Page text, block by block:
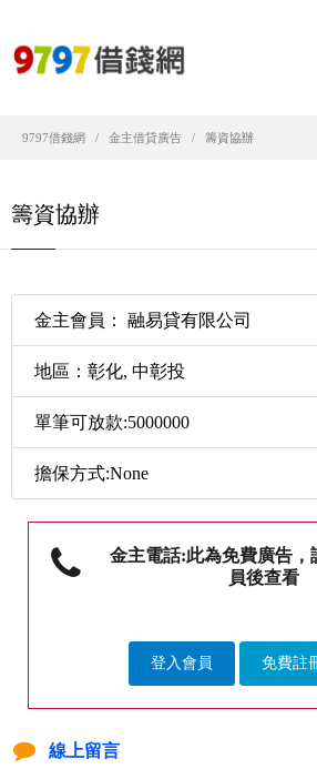
9797借錢網 金主借貸廣告 籌資協辦
籌資協辦
金主會員： 融易貸有限公司
地區：彰化, 中彰投
單筆可放款:5000000
擔保方式:None
金主電話:此為免費廣告，
員後查看
登入會員 免費註
線上留言